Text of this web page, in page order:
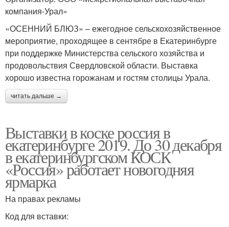
компания-Урал»
«ОСЕННИЙ БЛЮЗ» – ежегодное сельскохозяйственное
мероприятие, проходящее в сентябре в Екатеринбурге
при поддержке Министерства сельского хозяйства и
продовольствия Свердловской области. Выставка
хорошо известна горожанам и гостям столицы Урала.
читать дальше →
Выставки в коске россия в
екатеринбурге 2019. До 30 декабря
в екатеринбургском КОСК
«Россия» работает новогодняя
ярмарка
На правах рекламы
Код для вставки: